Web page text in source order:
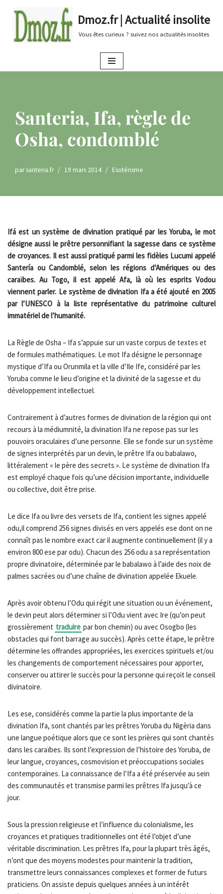
au
Dmoz.fr | Actualité insolite
Vous êtes curieux ? suivez nos actualités insolites
Santeria, Ifa, règle de
Osha, condomblé
parsanteria.fr 19 mars 2014 Esotérisme
Ifá est un système de divination pratiqué par les Yoruba, le mot
désigne aussi le prêtre personnifiant la sagesse dans ce système
de croyances. Il est aussi pratiqué parmi les fidèles Lucumi appelé
Santería ou Candomblé, selon les régions d’Amériques ou des
caraïbes. Au Togo, il est appelé Afa, là où les esprits Vodou
viennent parler. Le système de divination Ifa a été ajouté en 2005
par l’UNESCO à la liste représentative du patrimoine culturel
immatériel de l’humanité.
La Règle de Osha – Ifa s’appuie sur un vaste corpus de textes et
de formules mathématiques. Le mot Ifa désigne le personnage
mystique d’Ifa ou Orunmila et la ville d’Ile Ife, considéré par les
Yoruba comme le lieu d’origine et la divinité de la sagesse et du
développement intellectuel.
Contrairement à d’autres formes de divination de la région qui ont
recours à la médiumnité, la divination Ifa ne repose pas sur les
pouvoirs oraculaires d’une personne. Elle se fonde sur un système
de signes interprétés par un devin, le prêtre Ifa ou babalawo,
littéralement « le père des secrets ». Le système de divination Ifa
est employé chaque fois qu’une décision importante, individuelle
ou collective, doit être prise.
Le dice Ifa ou livre des versets de Ifa, contient les signes appelé
odu,il comprend 256 signes divisés en vers appelés ese dont on ne
connaît pas le nombre exact car il augmente continuellement (il y a
environ 800 ese par odu). Chacun des 256 odu a sa représentation
propre divinatoire, déterminée par le babalawo à l’aide des noix de
palmes sacrées ou d’une chaîne de divination appelée Ekuele.
Après avoir obtenu l’Odu qui régit une situation ou un événement,
le devin peut alors déterminer si l’Odu vient avec Ire (qu’on peut
grossièrement traduire par bon chemin) ou avec Osogbo (les
obstacles qui font barrage au succès). Après cette étape, le prêtre
détermine les offrandes appropriées, les exercices spirituels et/ou
les changements de comportement nécessaires pour apporter,
conserver ou attirer le succès pour la personne qui reçoit le conseil
divinatoire.
Les ese, considérés comme la partie la plus importante de la
divination Ifa, sont chantés par les prêtres Yoruba du Nigèria dans
une langue poétique alors que ce sont les prières qui sont chantés
dans les caraïbes. Ils sont l’expression de l’histoire des Yoruba, de
leur langue, croyances, cosmovision et préoccupations sociales
contemporaines. La connaissance de l’Ifa a été préservée au sein
des communautés et transmise parmi les prêtres Ifa jusqu’à ce
jour.
Sous la pression religieuse et l’influence du colonialisme, les
croyances et pratiques traditionnelles ont été l’objet d’une
véritable discrimination. Les prêtres Ifa, pour la plupart très âgés,
n’ont que des moyens modestes pour maintenir la tradition,
transmettre leurs connaissances complexes et former de futurs
praticiens. On assiste depuis quelques années à un intérêt